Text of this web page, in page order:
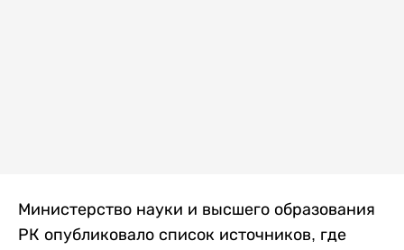
Министерство науки и высшего образования
РК опубликовало список источников, где